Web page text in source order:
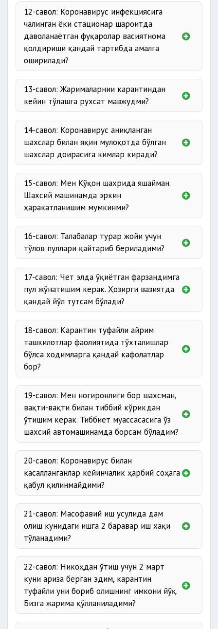
12-савол: Коронавирус инфекциясига
чалинган ёки стационар шароитда
даволанаётган фуқаролар васиятнома
қолдириши қандай тартибда амалга
оширилади?
13-савол: Жарималарнии карантиндан
кейин тўлашга рухсат мавжудми?
14-савол: Коронавирус аниқланган
шахслар билан яқин мулоқотда бўлган
шахслар доирасига кимлар киради?
15-савол: Мен Қўқон шахрида яшайман.
Шахсий машинамда эркин
ҳаракатланишим мумкинми?
16-савол: Талабалар турар жойи учун
тўлов пуллари қайтариб бериладими?
17-савол: Чет элда ўқиётган фарзандимга
пул жўнатишим керак. Ҳозирги вазиятда
қандай йўл тутсам бўлади?
18-савол: Карантин туфайли айрим
ташкилотлар фаолиятида тўхталишлар
бўлса ходимларга қандай кафолатлар
бор?
19-савол: Мен ногиронлиги бор шахсман,
вақти-вақти билан тиббий кўрикдан
ўтишим керак. Тиббиёт муассасасига ўз
шахсий автомашинамда борсам бўладим?
20-савол: Коронавирус билан
касалланганлар кейинчалик ҳарбий соҳага
қабул қилинмайдими?
21-савол: Масофавий иш усулида дам
олиш кунидаги ишга 2 баравар иш хақи
тўланадими?
22-савол: Никоҳдан ўтиш учун 2 март
куни ариза берган эдим, карантин
туфайли уни бориб олишнинг имкони йўқ.
Бизга жарима қўлланиладими?